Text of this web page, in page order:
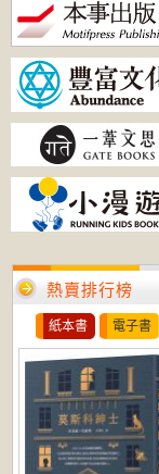
熱賣排行榜
紙本書 電子書